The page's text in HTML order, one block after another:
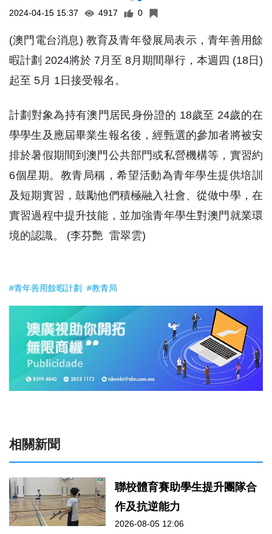
2024-04-15 15:37 4917 0
(澳門電台消息) 教育及青年發展局表示，青年善用餘
暇計劃 2024將於 7月至 8月期間舉行，本週四 (18日)
起至 5月 1日接受報名。
計劃對象為持有澳門居民身份證的 18歲至 24歲的在
學學生及應屆畢業生報名後，經甄選的參加者將被安
排於暑假期間到澳門公共部門或私營機構等，實習約
6個星期。教青局稱，希望活動為青年學生提供培訓
及短期實習，鼓勵他們積極融入社會、從做中學，在
實習過程中提升技能，並加強青年學生對澳門就業環
境的認識。 (李芬艷 雷翠雲)
#青年善用餘暇計劃 #教青局
相關新聞
聯校體育賽助學生提升團隊合
作及抗逆能力
2026-08-05 12:06